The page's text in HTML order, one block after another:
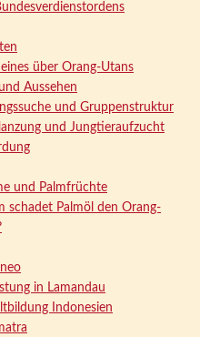
über Orang-Utans
Aussehen
und Gruppenstruktur
und Jungtieraufzucht
und Palmfrüchte
schadet Palmöl den Orang-
in Lamandau
Indonesien